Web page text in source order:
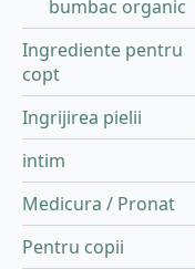
bumbac organic
Ingrediente pentru
copt
Ingrijirea pielii
intim
Medicura / Pronat
Pentru copii